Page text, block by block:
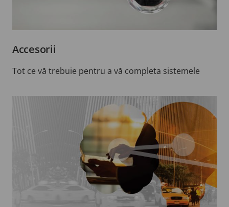
Accesorii
Tot ce vă trebuie pentru a vă completa sistemele